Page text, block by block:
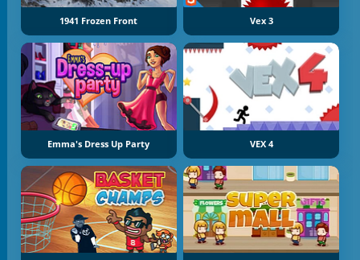
1941 Frozen Front Vex 3
Emma's Dress Up Party VEX 4